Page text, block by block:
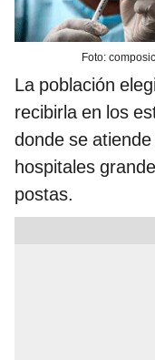
Foto:
La población
recibirla en los
donde se
hospitales
postas.